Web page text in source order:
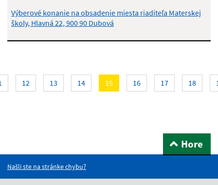
Výberové konanie na obsadenie miesta riaditeľa Materskej
školy, Hlavná 22, 900 90 Dubová
12 13 14 15Aktuálna
stránka
16 17 18
Hore
Našli ste na stránke chybu?